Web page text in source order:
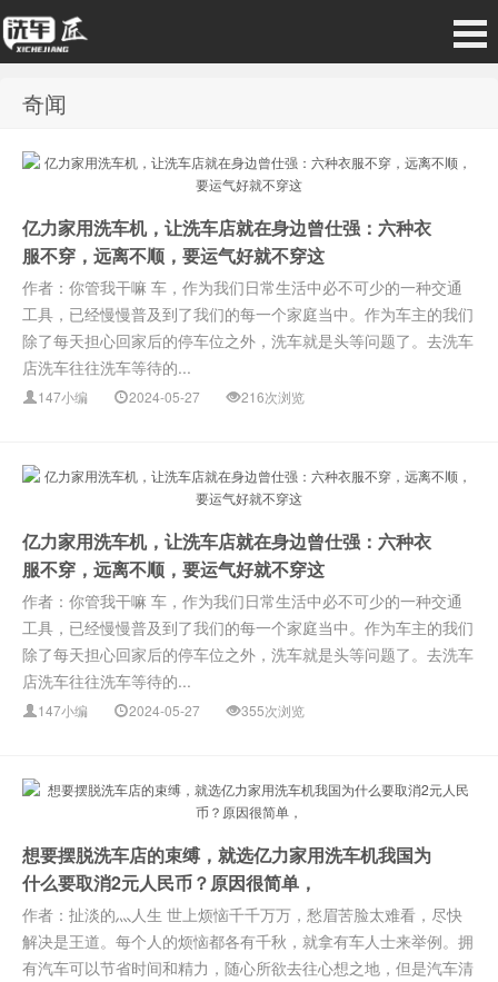
奇闻
亿力家用洗车机，让洗车店就在身边曾仕强：六种衣
服不穿，远离不顺，要运气好就不穿这
作者：你管我干嘛 车，作为我们日常生活中必不可少的一种交通
工具，已经慢慢普及到了我们的每一个家庭当中。作为车主的我们
除了每天担心回家后的停车位之外，洗车就是头等问题了。去洗车
店洗车往往洗车等待的...
147小编 2024-05-27 216次浏览
亿力家用洗车机，让洗车店就在身边曾仕强：六种衣
服不穿，远离不顺，要运气好就不穿这
作者：你管我干嘛 车，作为我们日常生活中必不可少的一种交通
工具，已经慢慢普及到了我们的每一个家庭当中。作为车主的我们
除了每天担心回家后的停车位之外，洗车就是头等问题了。去洗车
店洗车往往洗车等待的...
147小编 2024-05-27 355次浏览
想要摆脱洗车店的束缚，就选亿力家用洗车机我国为
什么要取消2元人民币？原因很简单，
作者：扯淡的灬人生 世上烦恼千千万万，愁眉苦脸太难看，尽快
解决是王道。每个人的烦恼都各有千秋，就拿有车人士来举例。拥
有汽车可以节省时间和精力，随心所欲去往心想之地，但是汽车清